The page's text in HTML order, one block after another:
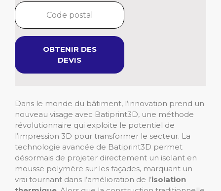
OBTENIR DES
DEVIS
Dans le monde du bâtiment, l’innovation prend un
nouveau visage avec Batiprint3D, une méthode
révolutionnaire qui exploite le potentiel de
l’impression 3D pour transformer le secteur. La
technologie avancée de Batiprint3D permet
désormais de projeter directement un isolant en
mousse polymère sur les façades, marquant un
vrai tournant dans l’amélioration de l’isolation